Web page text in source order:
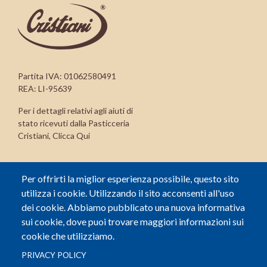
Per offrirti la miglior esperienza possibile, questo sito
utilizza i cookie. Utilizzando il sito acconsenti all'uso
dei cookie. Abbiamo pubblicato una nuova informativa
sui cookie, dove puoi trovare maggiori informazioni sui
cookie che utilizziamo.
PRIVACY POLICY
Partita IVA: 01062580491
REA: LI-95639
Per i dettagli relativi agli aiuti di
stato ricevuti dalla Pasticceria
Cristiani, Clicca Qui
Via di Salviano 6, 57124 Livorno (LI)
(+39) 0586 856598
info@pasticceriacristiani.it